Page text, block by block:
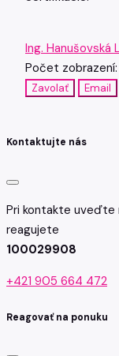
Ing. Hanušovská
Počet zobrazení:
Zavolať Email
Kontaktujte nás
Pri kontakte uveďte
reagujete
100029908
+421 905 664 472
Reagovať na ponuku